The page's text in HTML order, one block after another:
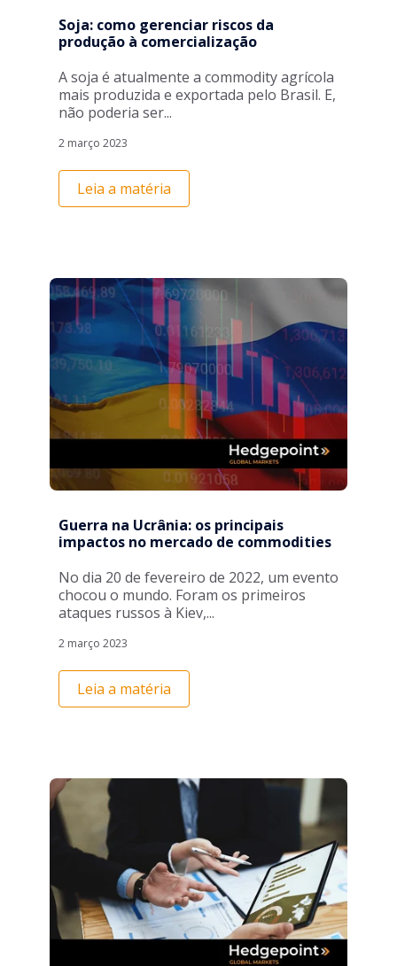
Soja: como gerenciar riscos da
produção à comercialização
A soja é atualmente a commodity agrícola
mais produzida e exportada pelo Brasil. E,
não poderia ser...
2 março 2023
Leia a matéria
Guerra na Ucrânia: os principais
impactos no mercado de commodities
No dia 20 de fevereiro de 2022, um evento
chocou o mundo. Foram os primeiros
ataques russos à Kiev,...
2 março 2023
Leia a matéria